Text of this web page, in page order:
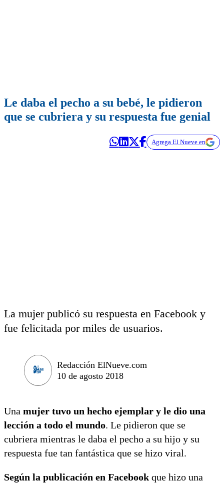
Le daba el pecho a su bebé, le pidieron
que se cubriera y su respuesta fue genial
Agrega El Nueve en
La mujer publicó su respuesta en Facebook y
fue felicitada por miles de usuarios.
Redacción ElNueve.com
10 de agosto 2018
Una mujer tuvo un hecho ejemplar y le dio una
lección a todo el mundo. Le pidieron que se
cubriera mientras le daba el pecho a su hijo y su
respuesta fue tan fantástica que se hizo viral.
Según la publicación en Facebook que hizo una